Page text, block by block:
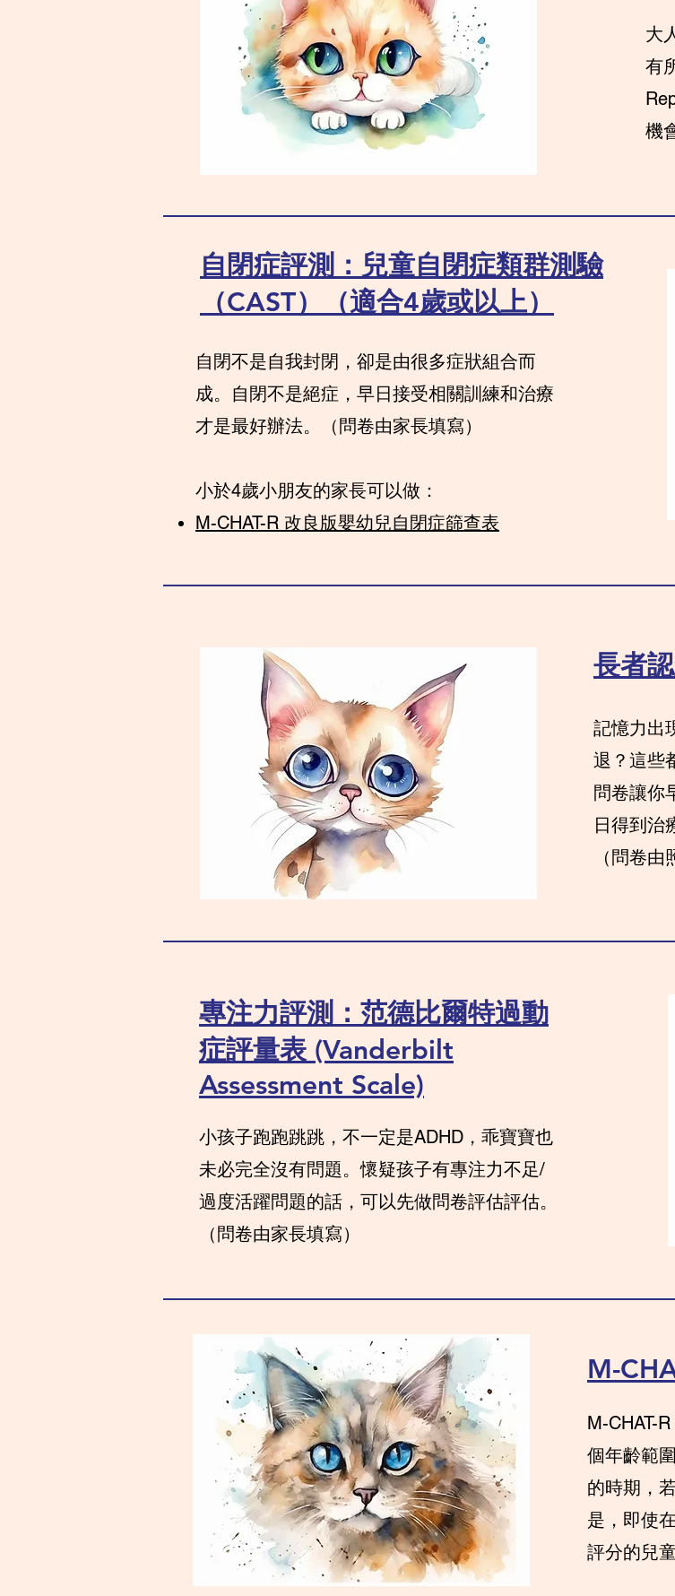
大
有
機
自閉症評測：兒童自閉症類群測驗
（CAST）（適合4歲或以上）
自閉不是自我封閉，卻是由很多症狀組合而
成。自閉不是絕症，早日接受相關訓練和治療
才是最好辦法。​（問卷由家長填寫）
小於4歲小朋友的家長可以做：
​M-CHAT-R 改良版嬰幼兒自閉症篩查表
長者
記憶力出
退？這些
問卷讓你
日得到治
（問卷由
專注力評測：范德比爾特過動
症評量表 (Vanderbilt
Assessment Scale)
小孩子跑跑跳跳，不一定是ADHD，乖寶寶也
未必完全沒有問題。懷疑孩子有專注力不足/
過度活躍問題的話，可以先做問卷評估評估。
​（問卷由家長填寫）
M-
M-CHAT-
個年齡範
的時期，
是，即使
評分的兒